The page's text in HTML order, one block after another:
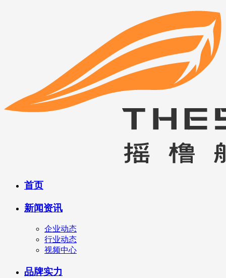
首页
新闻资讯
企业动态
行业动态
视频中心
品牌实力